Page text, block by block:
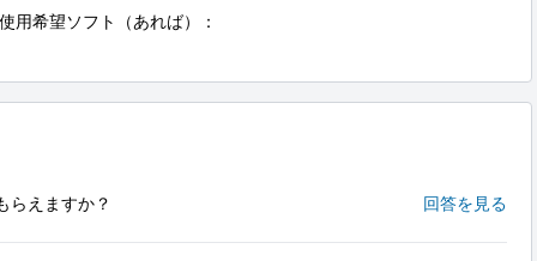
用希望ソフト（あれば）：
らえますか？ 回答を見る